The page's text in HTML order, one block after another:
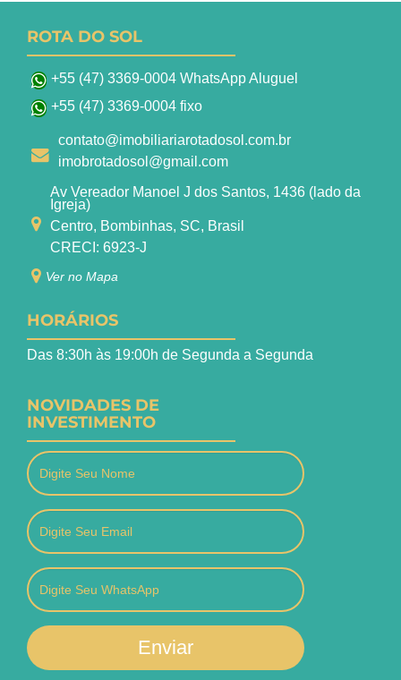
ROTA DO SOL
+55 (47) 3369-0004 WhatsApp Aluguel
+55 (47) 3369-0004 fixo
contato@imobiliariarotadosol.com.br
imobrotadosol@gmail.com
Av Vereador Manoel J dos Santos, 1436 (lado da
Igreja)
Centro, Bombinhas, SC, Brasil
CRECI: 6923-J
Ver no Mapa
HORÁRIOS
Das 8:30h às 19:00h de Segunda a Segunda
NOVIDADES DE
INVESTIMENTO
Enviar